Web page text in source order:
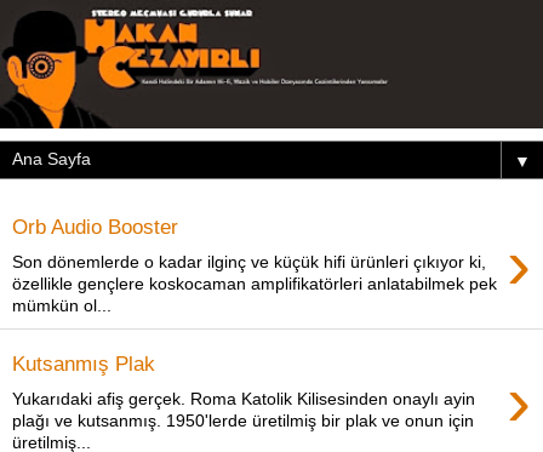
▼
Orb Audio Booster ›
Son dönemlerde o kadar ilginç ve küçük hifi ürünleri çıkıyor ki,
özellikle gençlere koskocaman amplifikatörleri anlatabilmek pek
mümkün ol...
Kutsanmış Plak ›
Yukarıdaki afiş gerçek. Roma Katolik Kilisesinden onaylı ayin
plağı ve kutsanmış. 1950'lerde üretilmiş bir plak ve onun için
üretilmiş...